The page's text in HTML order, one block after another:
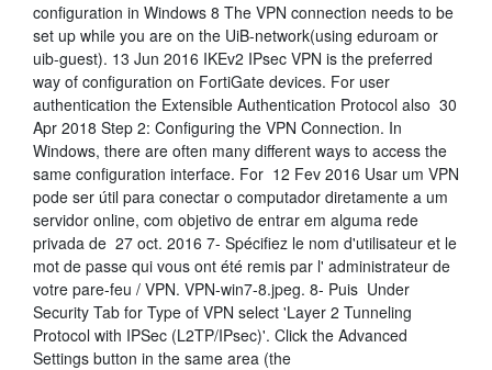
configuration in Windows 8 The VPN connection needs to be
set up while you are on the UiB-network(using eduroam or
uib-guest). 13 Jun 2016 IKEv2 IPsec VPN is the preferred
way of configuration on FortiGate devices. For user
authentication the Extensible Authentication Protocol also 30
Apr 2018 Step 2: Configuring the VPN Connection. In
Windows, there are often many different ways to access the
same configuration interface. For 12 Fev 2016 Usar um VPN
pode ser útil para conectar o computador diretamente a um
servidor online, com objetivo de entrar em alguma rede
privada de 27 oct. 2016 7- Spécifiez le nom d'utilisateur et le
mot de passe qui vous ont été remis par l' administrateur de
votre pare-feu / VPN. VPN-win7-8.jpeg. 8- Puis Under
Security Tab for Type of VPN select 'Layer 2 Tunneling
Protocol with IPSec (L2TP/IPsec)'. Click the Advanced
Settings button in the same area (the